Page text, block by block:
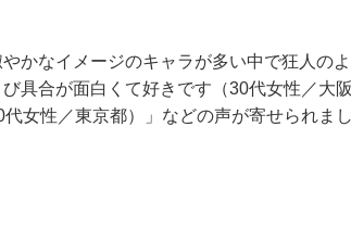
かなイメージのキャラが多い中で狂人の
具合が面白くて好きです（30代女性／大
女性／東京都）」などの声が寄せられまし